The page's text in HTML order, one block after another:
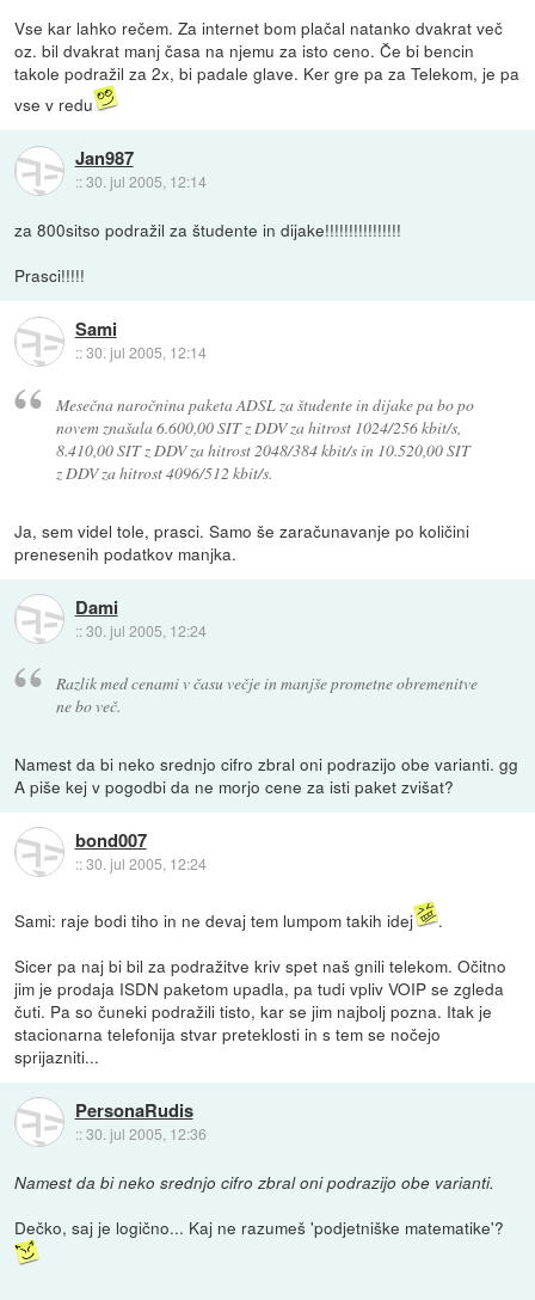
Vse kar lahko rečem. Za internet bom plačal natanko dvakrat več
oz. bil dvakrat manj časa na njemu za isto ceno. Če bi bencin
takole podražil za 2x, bi padale glave. Ker gre pa za Telekom, je pa
vse v redu
Jan987
::30. jul 2005, 12:14
za 800sitso podražil za študente in dijake!!!!!!!!!!!!!!!!
Prasci!!!!!
Sami
::30. jul 2005, 12:14
Mesečna naročnina paketa ADSL za študente in dijake pa bo po
novem znašala 6.600,00 SIT z DDV za hitrost 1024/256 kbit/s,
8.410,00 SIT z DDV za hitrost 2048/384 kbit/s in 10.520,00 SIT
z DDV za hitrost 4096/512 kbit/s.
Ja, sem videl tole, prasci. Samo še zaračunavanje po količini
prenesenih podatkov manjka.
Dami
::30. jul 2005, 12:24
Razlik med cenami v času večje in manjše prometne obremenitve
ne bo več.
Namest da bi neko srednjo cifro zbral oni podrazijo obe varianti. gg
A piše kej v pogodbi da ne morjo cene za isti paket zvišat?
bond007
::30. jul 2005, 12:24
Sami: raje bodi tiho in ne devaj tem lumpom takih idej
.
Sicer pa naj bi bil za podražitve kriv spet naš gnili telekom. Očitno
jim je prodaja ISDN paketom upadla, pa tudi vpliv VOIP se zgleda
čuti. Pa so čuneki podražili tisto, kar se jim najbolj pozna. Itak je
stacionarna telefonija stvar preteklosti in s tem se nočejo
sprijazniti...
PersonaRudis
::30. jul 2005, 12:36
Namest da bi neko srednjo cifro zbral oni podrazijo obe varianti.
Dečko, saj je logično... Kaj ne razumeš 'podjetniške matematike'?